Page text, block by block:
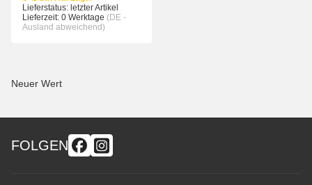
Lieferstatus: letzter Artikel
Lieferzeit: 0 Werktage (DE -
Ausland abweichend)
Neuer Wert
FOLGEN